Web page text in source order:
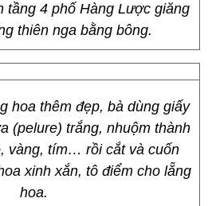
tầng 4 phố Hàng Lược giăng
thiên nga bằng bông.
hoa thêm đẹp, bà dùng giấy
(pelure) trắng, nhuộm thành
vàng, tím… rồi cắt và cuốn
xinh xắn, tô điểm cho lẵng
hoa.